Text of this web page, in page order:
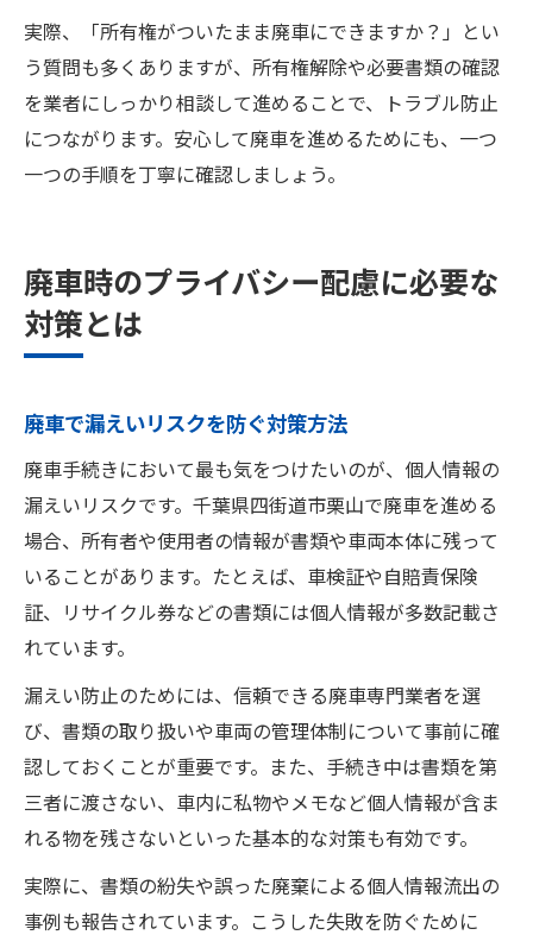
実際、「所有権がついたまま廃車にできますか？」とい
う質問も多くありますが、所有権解除や必要書類の確認
を業者にしっかり相談して進めることで、トラブル防止
につながります。安心して廃車を進めるためにも、一つ
一つの手順を丁寧に確認しましょう。
廃車時のプライバシー配慮に必要な
対策とは
廃車で漏えいリスクを防ぐ対策方法
廃車手続きにおいて最も気をつけたいのが、個人情報の
漏えいリスクです。千葉県四街道市栗山で廃車を進める
場合、所有者や使用者の情報が書類や車両本体に残って
いることがあります。たとえば、車検証や自賠責保険
証、リサイクル券などの書類には個人情報が多数記載さ
れています。
漏えい防止のためには、信頼できる廃車専門業者を選
び、書類の取り扱いや車両の管理体制について事前に確
認しておくことが重要です。また、手続き中は書類を第
三者に渡さない、車内に私物やメモなど個人情報が含ま
れる物を残さないといった基本的な対策も有効です。
実際に、書類の紛失や誤った廃棄による個人情報流出の
事例も報告されています。こうした失敗を防ぐために